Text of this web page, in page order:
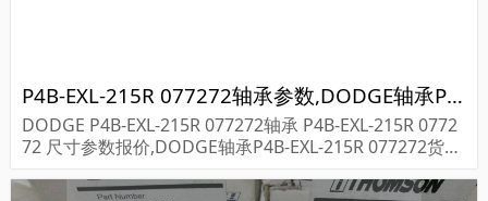
P4B-EXL-215R 077272轴承参数,DODGE轴承P4B-EXL-215R 077272重量
DODGE P4B-EXL-215R 077272轴承 P4B-EXL-215R 0772
72 尺寸参数报价,DODGE轴承P4B-EXL-215R 077272货期